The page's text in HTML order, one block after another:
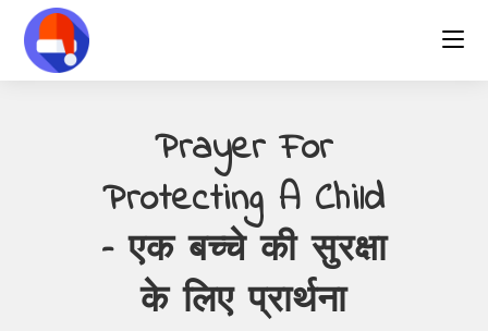
content
Prayer For
Protecting A Child
– एक बच्चे की सुरक्षा
के लिए प्रार्थना